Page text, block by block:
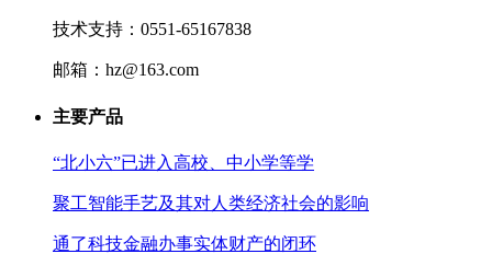
技术支持：0551-65167838
邮箱：hz@163.com
主要产品
“北小六”已进入高校、中小学等学
聚工智能手艺及其对人类经济社会的影响
通了科技金融办事实体财产的闭环